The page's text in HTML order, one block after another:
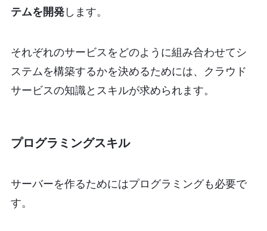
テムを開発します。
それぞれのサービスをどのように組み合わせてシ
ステムを構築するかを決めるためには、クラウド
サービスの知識とスキルが求められます。
プログラミングスキル
サーバーを作るためにはプログラミングも必要で
す。